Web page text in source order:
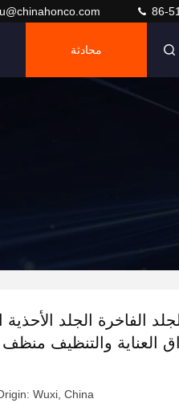
86-
محادثة
الفاخرة الجلد الأحذية
العناية والتنظيف منظف
Wuxi, China